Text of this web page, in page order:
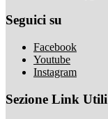
Seguici su
Facebook
Youtube
Instagram
Sezione Link Utili